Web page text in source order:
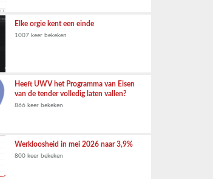
Elke orgie kent een einde
1007 keer bekeken
Heeft UWV het Programma van Eisen
van de tender volledig laten vallen?
866 keer bekeken
Werkloosheid in mei 2026 naar 3,9%
800 keer bekeken